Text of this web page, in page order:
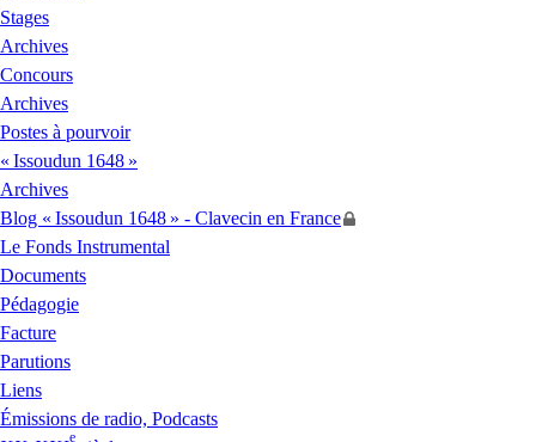
Stages
Archives
Concours
Archives
Postes à pourvoir
« Issoudun 1648 »
Archives
Blog « Issoudun 1648 » - Clavecin en France
Le Fonds Instrumental
Documents
Pédagogie
Facture
Parutions
Liens
Émissions de radio, Podcasts
e